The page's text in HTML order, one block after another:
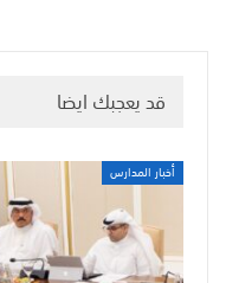
قد يعجبك ايضا
أخبار المدارس